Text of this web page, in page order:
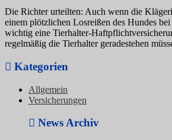
Die Richter urteilten: Auch wenn die
einem plötzlichen Losreißen des Hundes
wichtig eine Tierhalter-
regelmäßig die Tierhalter geradestehen
Kategorien
Allgemein
Versicherungen
News Archiv